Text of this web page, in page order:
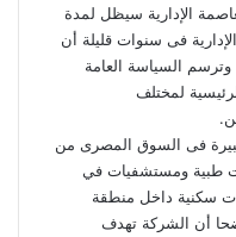
الإدارية سيظل لمدة
فى سنوات قليلة أن
السياسة العامة
لمختلف
فى السوق المصرى من
طبية ومستشفيات في
سكنية داخل منطقة
أن الشركة تهدف